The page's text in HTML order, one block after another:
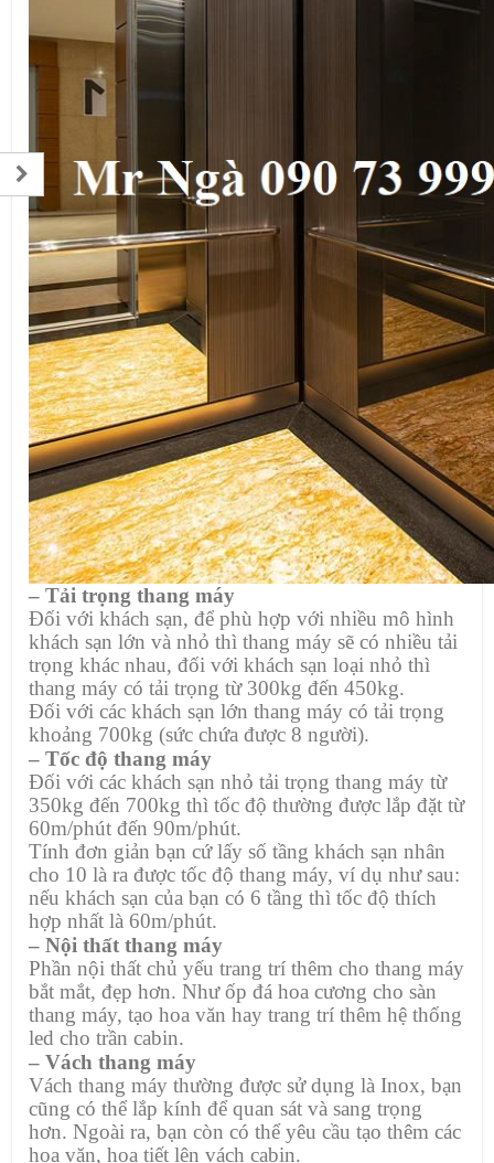
– Tải trọng thang máy
Đối với khách sạn, để phù hợp với nhiều mô hình
khách sạn lớn và nhỏ thì thang máy sẽ có nhiều tải
trọng khác nhau, đối với khách sạn loại nhỏ thì
thang máy có tải trọng từ 300kg đến 450kg.
Đối với các khách sạn lớn thang máy có tải trọng
khoảng 700kg (sức chứa được 8 người).
– Tốc độ thang máy
Đối với các khách sạn nhỏ tải trọng thang máy từ
350kg đến 700kg thì tốc độ thường được lắp đặt từ
60m/phút đến 90m/phút.
Tính đơn giản bạn cứ lấy số tầng khách sạn nhân
cho 10 là ra được tốc độ thang máy, ví dụ như sau:
nếu khách sạn của bạn có 6 tầng thì tốc độ thích
hợp nhất là 60m/phút.
– Nội thất thang máy
Phần nội thất chủ yếu trang trí thêm cho thang máy
bắt mắt, đẹp hơn. Như ốp đá hoa cương cho sàn
thang máy, tạo hoa văn hay trang trí thêm hệ thống
led cho trần cabin.
– Vách thang máy
Vách thang máy thường được sử dụng là Inox, bạn
cũng có thể lắp kính để quan sát và sang trọng
hơn. Ngoài ra, bạn còn có thể yêu cầu tạo thêm các
hoa văn, họa tiết lên vách cabin.